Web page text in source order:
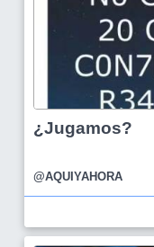
¿Jugamos?
@AQUIYAHORA